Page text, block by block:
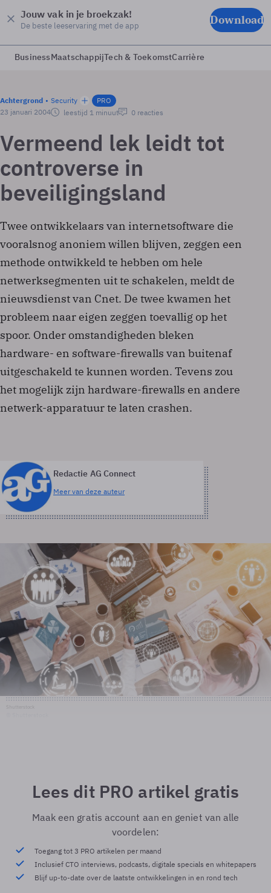
Jouw vak in je broekzak!
De beste leeservaring met de app Download
BusinessMaatschappijTech & ToekomstCarrière
Achtergrond Security
PRO
23 januari 2004
leestijd 1 minuut 0 reacties
Vermeend lek leidt tot
controverse in
beveiligingsland
Twee ontwikkelaars van internetsoftware die
vooralsnog anoniem willen blijven, zeggen een
methode ontwikkeld te hebben om hele
netwerksegmenten uit te schakelen, meldt de
nieuwsdienst van Cnet. De twee kwamen het
probleem naar eigen zeggen toevallig op het
spoor. Onder omstandigheden bleken
hardware- en software-firewalls van buitenaf
uitgeschakeld te kunnen worden. Tevens zou
het mogelijk zijn hardware-firewalls en andere
netwerk-apparatuur te laten crashen.
Redactie AG Connect
Meer van deze auteur
Lees dit PRO artikel gratis
Maak een gratis account aan en geniet van alle
voordelen:
Toegang tot 3 PRO artikelen per maand
Inclusief CTO interviews, podcasts, digitale specials en whitepapers
Blijf up-to-date over de laatste ontwikkelingen in en rond tech